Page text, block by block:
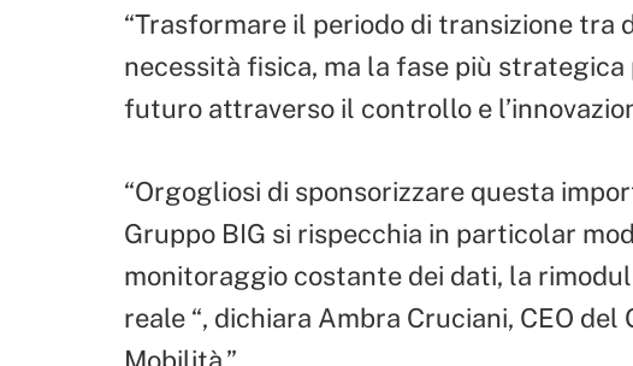
“Trasformare il periodo di transizione tra
necessità fisica, ma la fase più
futuro attraverso il controllo e
“Orgogliosi di sponsorizzare questa
Gruppo BIG si rispecchia in particolar
monitoraggio costante dei dati, la
reale “, dichiara Ambra Cruciani, CEO del